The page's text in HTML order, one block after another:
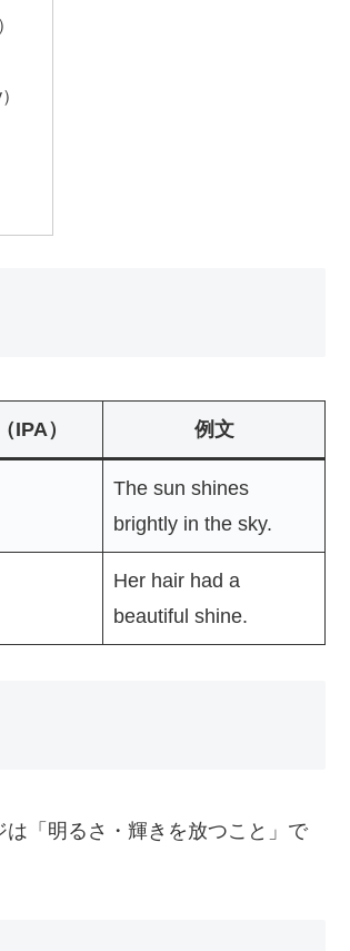
IPA） 例文
The sun shines
brightly in the sky.
Her hair had a
beautiful shine.
は「明るさ・輝きを放つこと」で